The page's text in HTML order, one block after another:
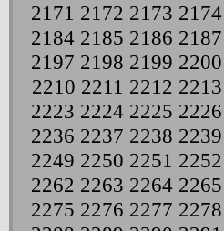
2171 2172 2173 2174
2184 2185 2186 2187
2197 2198 2199 2200
2210 2211 2212 2213
2223 2224 2225 2226
2236 2237 2238 2239
2249 2250 2251 2252
2262 2263 2264 2265
2275 2276 2277 2278